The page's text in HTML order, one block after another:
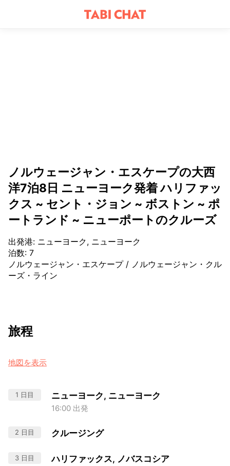
ノルウェージャン・エスケープの大西
洋7泊8日 ニューヨーク発着 ハリファッ
クス ~ セント・ジョン ~ ボストン ~ ポ
ートランド ~ ニューポートのクルーズ
出発港: ニューヨーク, ニューヨーク
泊数: 7
ノルウェージャン・エスケープ/ ノルウェージャン・クル
ーズ・ライン
旅程
地図を表示
1 日目 ニューヨーク, ニューヨーク
16:00 出発
2 日目 クルージング
3 日目 ハリファックス, ノバスコシア